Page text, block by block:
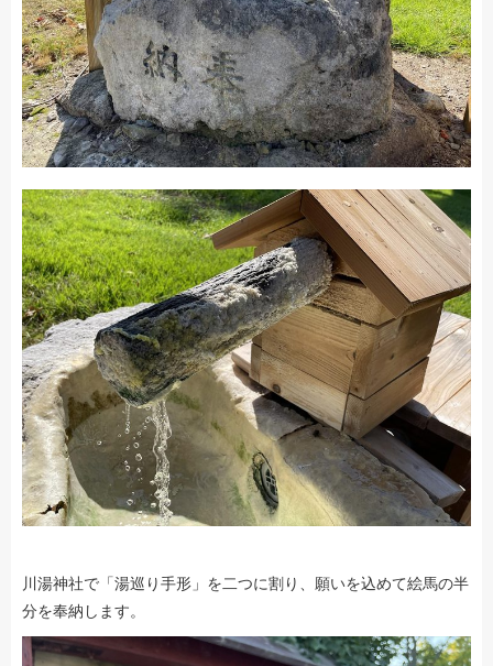
川湯神社で「湯巡り手形」を二つに割り、願いを込めて絵馬の半
分を奉納します。